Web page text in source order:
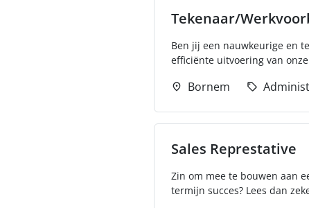
Tekenaar/
Ben jij een nauwkeurige en
efficiënte uitvoering van
Bornem
Sales Represtative
Zin om mee te bouwen aan
termijn succes? Lees dan